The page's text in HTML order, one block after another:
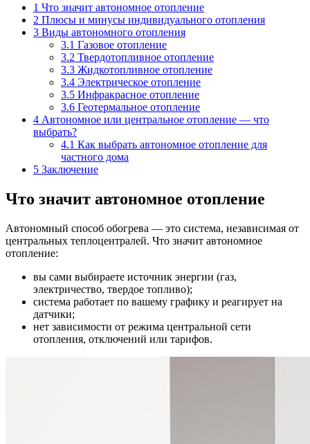
1 Что значит автономное отопление
2 Плюсы и минусы индивидуального отопления
3 Виды автономного отопления
3.1 Газовое отопление
3.2 Твердотопливное отопление
3.3 Жидкотопливное отопление
3.4 Электрическое отопление
3.5 Инфракрасное отопление
3.6 Геотермальное отопление
4 Автономное или центральное отопление — что
выбрать?
4.1 Как выбрать автономное отопление для
частного дома
5 Заключение
Что значит автономное отопление
Автономный способ обогрева — это система, независимая от
центральных теплоцентралей. Что значит автономное
отопление:
вы сами выбираете источник энергии (газ,
электричество, твердое топливо);
система работает по вашему графику и реагирует на
датчики;
нет зависимости от режима центральной сети
отопления, отключений или тарифов.